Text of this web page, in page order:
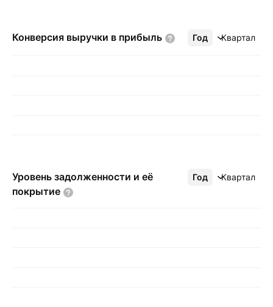
Конверсия выручки в прибыль Год Квартал
Ещё
Уровень задолженности и её
покрытие
Год Квартал
Ещё